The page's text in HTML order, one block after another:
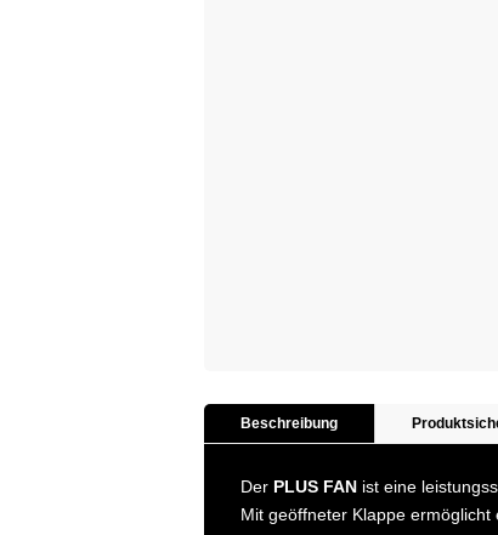
Beschreibung
Der PLUS FAN ist eine
Mit geöffneter Klappe ermöglicht